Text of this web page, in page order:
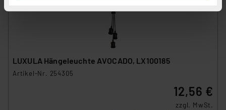
stimmen Sie sowohl dem Speichern und Abrufen von
Informationen auf Ihrem gerät (§25 Abs.1 TTDSG) sowie
der anschließenden Weiterverarbeitung für die
ausgewählten Verarbeitungszwecke (Art. 6 Abs.1a DSG-
Cookies nach Zweck und Anbieter ist durch Klick auf
den Button „Ablehnen oder Einstellungen“ abrufbar. Sie
LUXULA Hängeleuchte AVOCADO, LX100185
Artikel-Nr. 254305
12,56 €
zzgl. MwSt.